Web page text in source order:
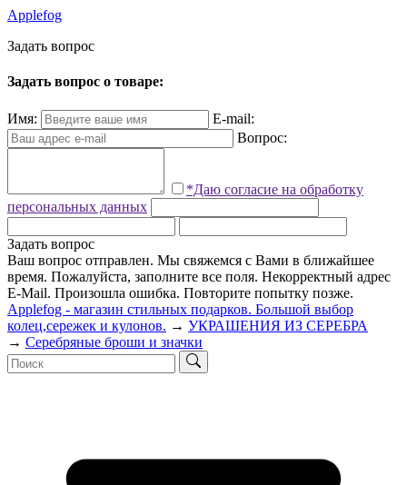
Applefog
Задать вопрос
Задать вопрос о товаре:
Имя:
E-mail:
Вопрос:
*Даю согласие на обработку
персональных данных
Задать вопрос
Ваш вопрос отправлен. Мы свяжемся с Вами в ближайшее
время. Пожалуйста, заполните все поля. Некорректный адрес
E-Mail. Произошла ошибка. Повторите попытку позже.
Applefog - магазин стильных подарков. Большой выбор
колец,сережек и кулонов. → УКРАШЕНИЯ ИЗ СЕРЕБРА
→ Серебряные броши и значки